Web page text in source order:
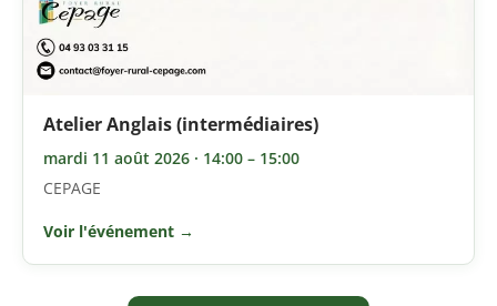
Atelier Anglais (intermédiaires)
mardi 11 août 2026 · 14:00 – 15:00
CEPAGE
Voir l'événement →